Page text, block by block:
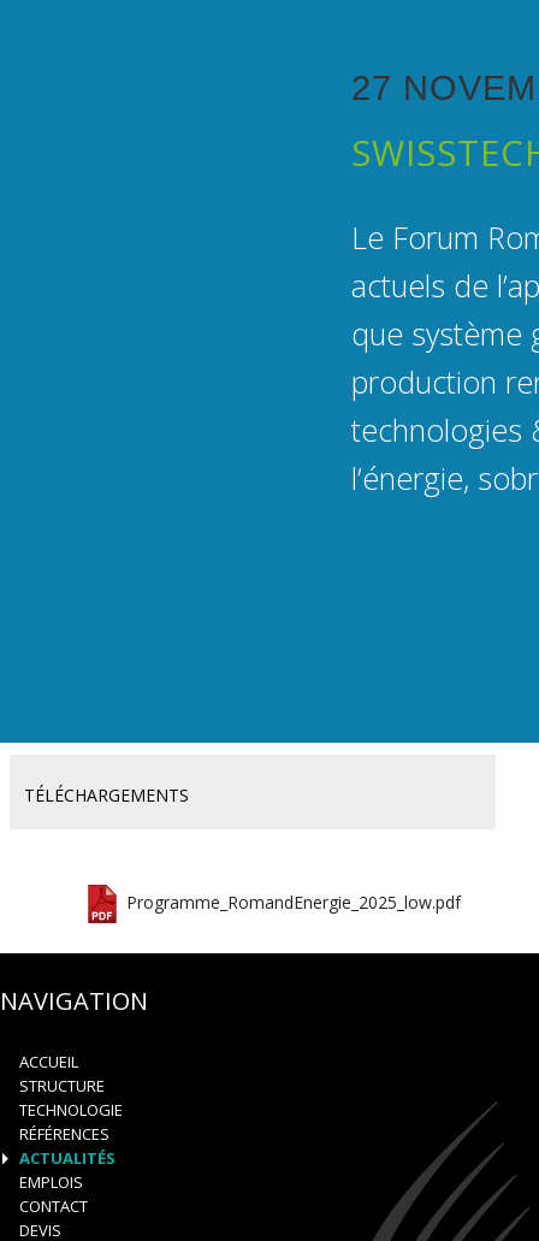
27
Le Forum
actuels de
que système
production
technologies
l’énergie,
TÉLÉCHARGEMENTS
Programme_RomandEnergie_2025_low.pdf
NAVIGATION
ACCUEIL
STRUCTURE
TECHNOLOGIE
RÉFÉRENCES
ACTUALITÉS
EMPLOIS
CONTACT
DEVIS